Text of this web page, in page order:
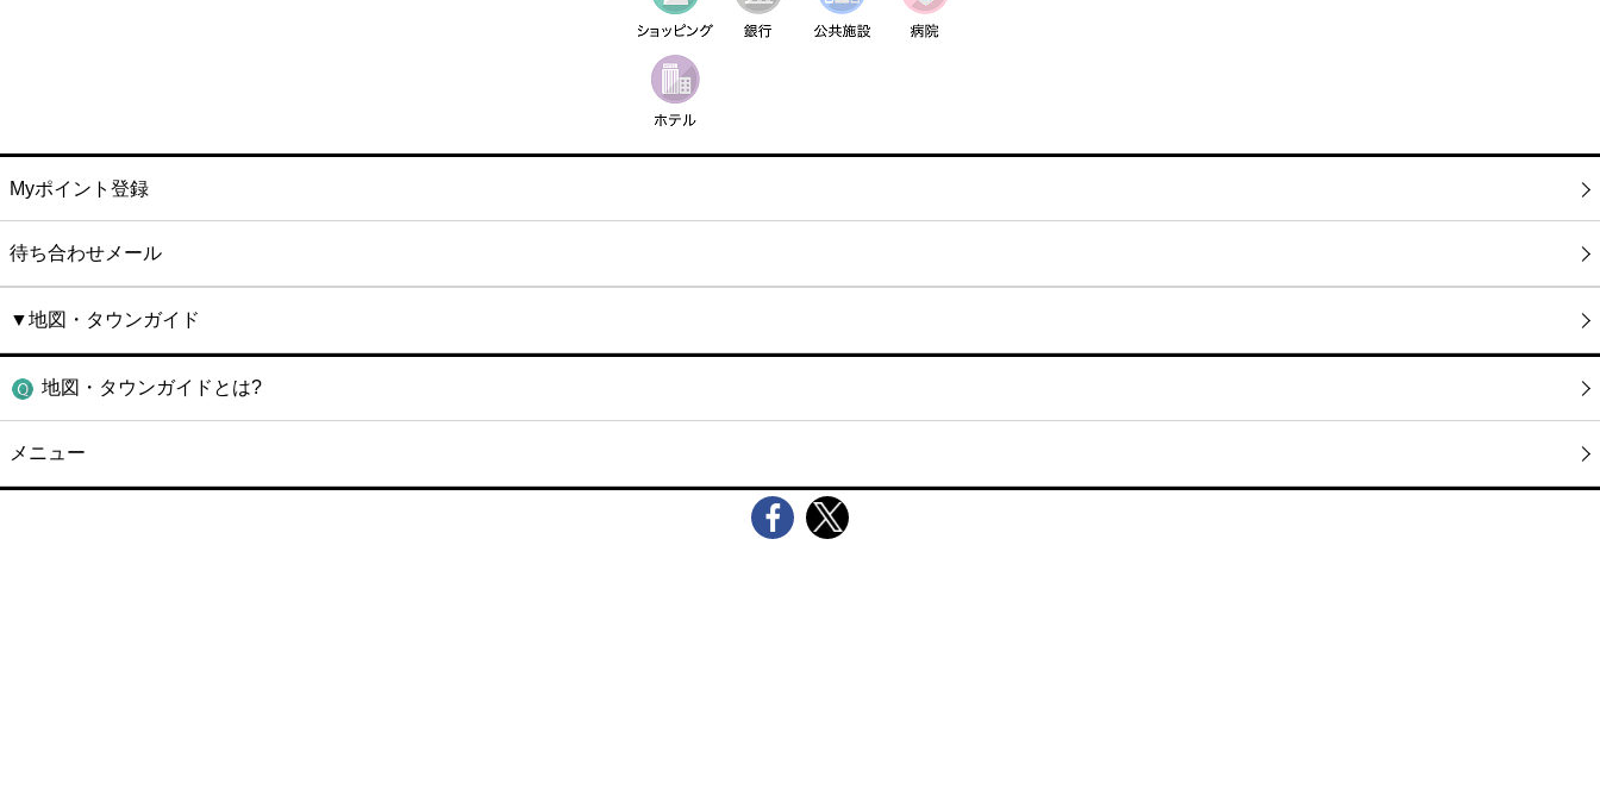
Myポイント登録
待ち合わせメール
▼地図・タウンガイド
地図・タウンガイドとは?
メニュー